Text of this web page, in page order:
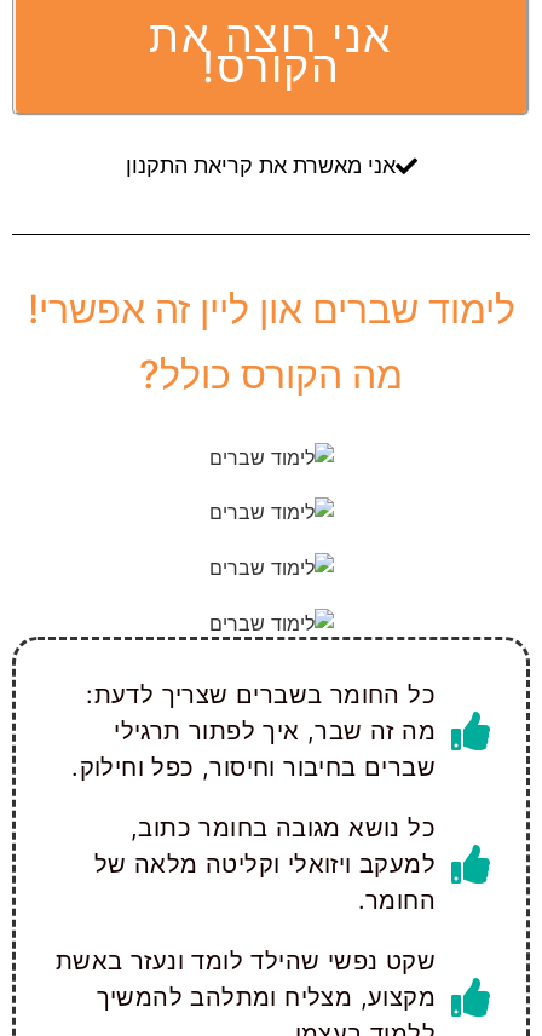
אני רוצה את
הקורס!
אני מאשרת את קריאת התקנון
לימוד שברים און ליין זה אפשרי!
מה הקורס כולל?
כל החומר בשברים שצריך לדעת:
מה זה שבר, איך לפתור תרגילי
שברים בחיבור וחיסור, כפל וחילוק.
כל נושא מגובה בחומר כתוב,
למעקב ויזואלי וקליטה מלאה של
החומר.
שקט נפשי שהילד לומד ונעזר באשת
מקצוע, מצליח ומתלהב להמשיך